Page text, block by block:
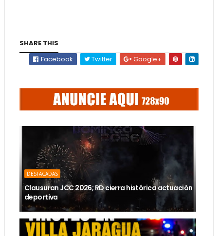
SHARE THIS
Facebook
Twitter Google+
DESTACADAS
Clausuran JCC 2026; RD cierra histórica actuación
deportiva